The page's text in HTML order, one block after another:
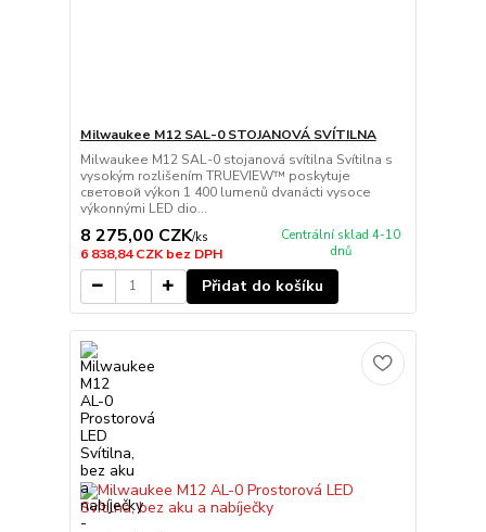
Milwaukee M12 SAL-0 STOJANOVÁ SVÍTILNA
Milwaukee M12 SAL-0 stojanová svítilna Svítilna s
vysokým rozlišením TRUEVIEW™ poskytuje
световой výkon 1 400 lumenů dvanácti vysoce
výkonnými LED dio...
8 275,00 CZK/ks
6 838,84 CZKbez DPH
Centrální sklad 4-10
dnů
Přidat do košíku